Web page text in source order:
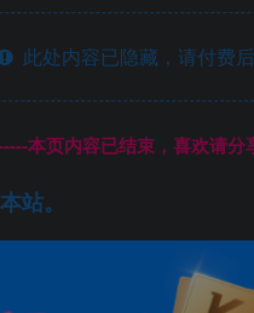
此处内容已隐藏，请付费
本页内容已结束，喜欢请分
站。